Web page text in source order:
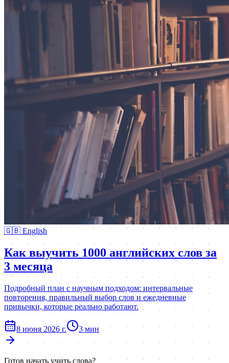
🇬🇧 English
Как выучить 1000 английских слов за
3 месяца
Подробный план с научным подходом: интервальные
повторения, правильный выбор слов и ежедневные
привычки, которые реально работают.
8 июня 2026 г. 3 мин
Готов начать учить слова?